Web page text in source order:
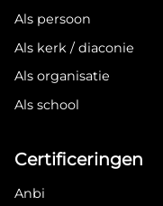
Als persoon
Als kerk / diaconie
Als organisatie
Als school
Certificeringen
Anbi